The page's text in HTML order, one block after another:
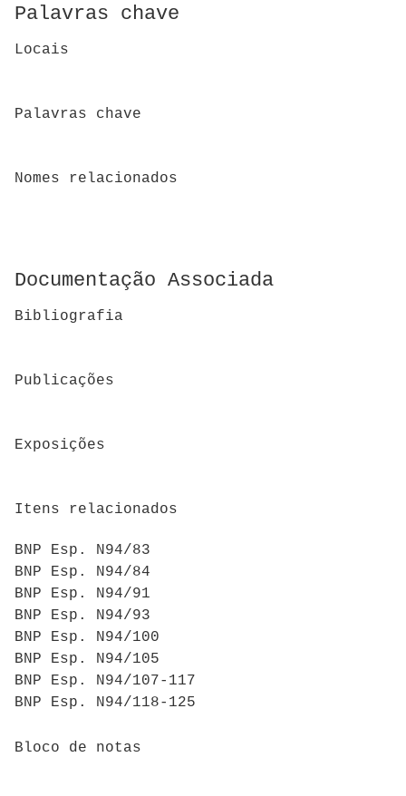
Palavras chave
Locais
Palavras chave
Nomes relacionados
Documentação Associada
Bibliografia
Publicações
Exposições
Itens relacionados
BNP Esp. N94/83
BNP Esp. N94/84
BNP Esp. N94/91
BNP Esp. N94/93
BNP Esp. N94/100
BNP Esp. N94/105
BNP Esp. N94/107-117
BNP Esp. N94/118-125
Bloco de notas